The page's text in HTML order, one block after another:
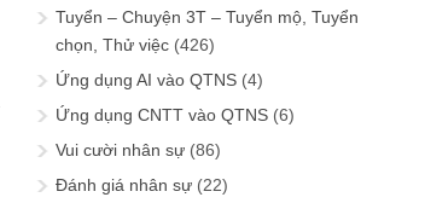
Tuyển – Chuyện 3T – Tuyển mộ, Tuyển
chọn, Thử việc (426)
Ứng dụng AI vào QTNS (4)
Ứng dụng CNTT vào QTNS (6)
Vui cười nhân sự (86)
Đánh giá nhân sự (22)